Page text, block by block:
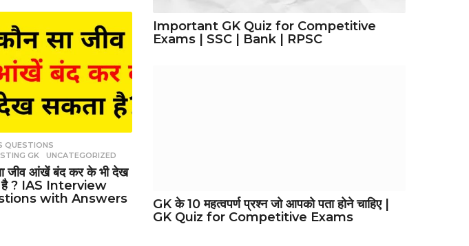
QUESTIONS
GK
,UNCATEGORIZED
जीव आंखें बंद कर के भी देख
है ? IAS Interview
with Answers
Important GK Quiz for Competitive
Exams | SSC | Bank | RPSC
GK के 10 महत्वपर्ण प्रश्न जो आपको पता होने चाहिए |
GK Quiz for Competitive Exams